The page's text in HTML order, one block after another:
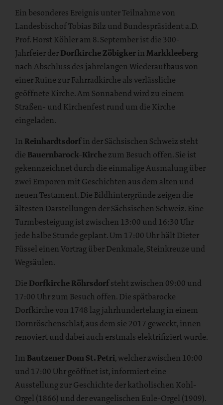
Ein besonderes Ereignis unter Teilnahme von
Landesbischof Tobias Bilz und Bundespräsident a.D.
Prof. Horst Köhler am 8. September ist die 300-
Jahrfeier derDorfkirche ZöbigkerinMarkkleeberg
nach Abschluss des jahrelangen Wiederaufbaus von
einer Ruine zur Fahrradkirche als verlässliche
geöffnete Kirche. Am Sonnabend wird zu einem
Straßen- und Kirchenfest rund um die Kirche
eingeladen.
In Reinhardtsdorfin der Sächsischen Schweiz steht
die Bauernbarock-Kirchezum Besuch offen. Sie ist
gekennzeichnet durch die einmalige Ausmalung über
zwei Emporen mit Geschichten aus dem alten und
neuen Testament. Die Bildhintergründe zeigen die
ältesten Darstellungen der Sächsischen Schweiz. Eine
Turmbesteigung ist zwischen 13:00 und 16:30 Uhr
jede halbe Stunde geplant. Um 17:00 Uhr hält Dieter
Füssel einen Vortrag über Denkmale, Steinkreuze und
Wegsäulen.
Die Dorfkirche Röhrsdorfsteht zwischen 09:00 und
17:00 Uhr zum Besuch offen. Die spätbarocke
Dorfkirche von 1748 lag jahrhundertelang in einem
Dornröschenschlaf, aus dem sie 2017 geweckt, innen
renoviert und dabei auch erstmals elektrifiziert wurde.
Im Bautzener Dom St. Petri, welcher zwischen 10:00
und 17:00 Uhr geöffnet ist, informiert eine
Ausstellung zur Geschichte der katholischen Kohl-
Orgel (1866) und der evangelischen Eule-Orgel (1909).